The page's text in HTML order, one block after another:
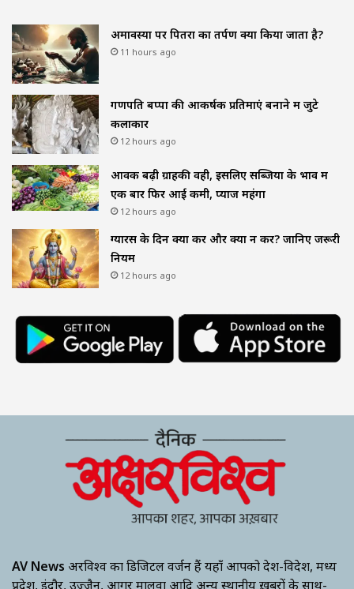
अमावस्या पर पितरों का तर्पण क्यों किया जाता है?
11 hours ago
गणपति बप्पा की आकर्षक प्रतिमाएं बनाने में जुटे
कलाकार
12 hours ago
आवक बढ़ी ग्राहकी वही, इसलिए सब्जियों के भाव में
एक बार फिर आई कमी, प्याज महंगा
12 hours ago
ग्यारस के दिन क्या करें और क्या न करें? जानिए जरूरी
नियम
12 hours ago
AV News अक्षरविश्व का डिजिटल वर्जन हैं यहाँ आपको देश-विदेश, मध्य
प्रदेश, इंदौर, उज्जैन, आगर मालवा आदि अन्य स्थानीय ख़बरों के साथ-